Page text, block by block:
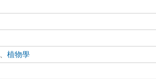
、植物學